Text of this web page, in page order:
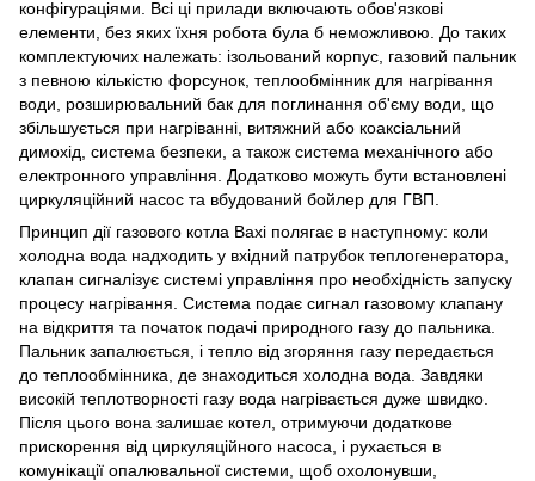
конфігураціями. Всі ці прилади включають обов'язкові
елементи, без яких їхня робота була б неможливою. До таких
комплектуючих належать: ізольований корпус, газовий пальник
з певною кількістю форсунок, теплообмінник для нагрівання
води, розширювальний бак для поглинання об'єму води, що
збільшується при нагріванні, витяжний або коаксіальний
димохід, система безпеки, а також система механічного або
електронного управління. Додатково можуть бути встановлені
циркуляційний насос та вбудований бойлер для ГВП.
Принцип дії газового котла Baxi полягає в наступному: коли
холодна вода надходить у вхідний патрубок теплогенератора,
клапан сигналізує системі управління про необхідність запуску
процесу нагрівання. Система подає сигнал газовому клапану
на відкриття та початок подачі природного газу до пальника.
Пальник запалюється, і тепло від згоряння газу передається
до теплообмінника, де знаходиться холодна вода. Завдяки
високій теплотворності газу вода нагрівається дуже швидко.
Після цього вона залишає котел, отримуючи додаткове
прискорення від циркуляційного насоса, і рухається в
комунікації опалювальної системи, щоб охолонувши,